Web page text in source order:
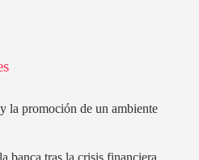
la promoción de un ambiente